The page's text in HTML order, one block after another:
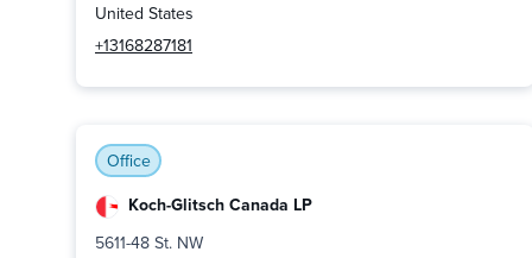
United States
+13168287181
Office
Koch-Glitsch Canada LP
5611-48 St. NW